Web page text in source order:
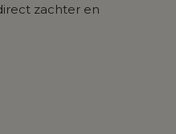
zachter en